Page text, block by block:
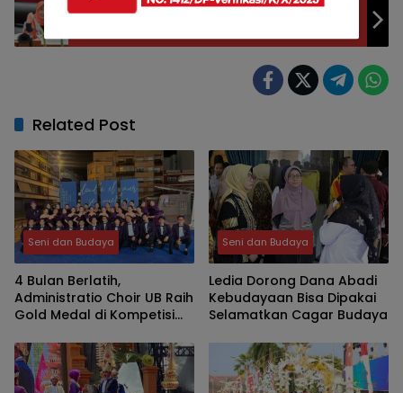
Hetifah Soroti Disinformasi Sensus Ekonomi
Related Post
Seni dan Budaya
4 Bulan Berlatih,
Administratio Choir UB Raih
Gold Medal di Kompetisi
Spanyol
Seni dan Budaya
Ledia Dorong Dana Abadi
Kebudayaan Bisa Dipakai
Selamatkan Cagar Budaya